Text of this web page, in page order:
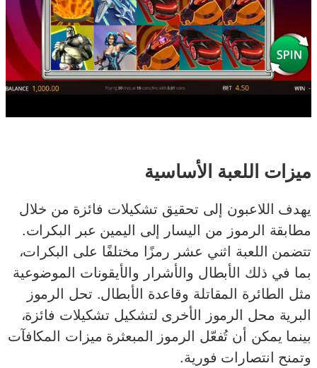
ميزات اللعبة الأساسية
يهدف اللاعبون إلى تحقيق تشكيلات فائزة من خلال
مطابقة الرموز من اليسار إلى اليمين عبر البكرات.
تتضمن اللعبة اثني عشر رمزًا مختلفًا على البكرات،
بما في ذلك الأبطال والأشرار والأيقونات الموضوعية
مثل الطائرة المقاتلة وقاعدة الأبطال. تحل الرموز
البرية محل الرموز الأخرى لتشكيل تشكيلات فائزة،
بينما يمكن أن تُفعّل الرموز المبعثرة ميزات المكافآت
وتمنح انتصارات فورية.